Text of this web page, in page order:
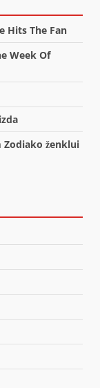
Hits The Fan
Week Of
Zodiako ženklui